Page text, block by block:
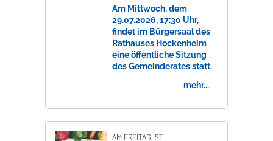
Am Mittwoch, dem
29.07.2026, 17:30 Uhr,
findet im Bürgersaal des
Rathauses Hockenheim
eine öffentliche Sitzung
des Gemeinderates statt.
mehr...
AM FREITAG IST